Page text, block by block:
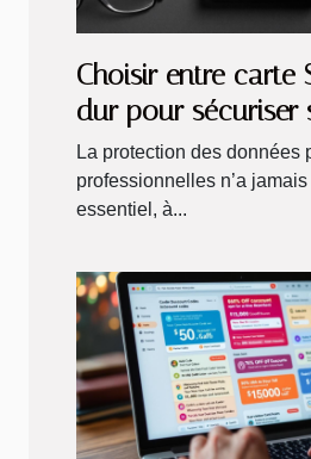
Choisir entre carte
dur pour sécuriser
?
La protection des données
professionnelles n’a
essentiel, à...